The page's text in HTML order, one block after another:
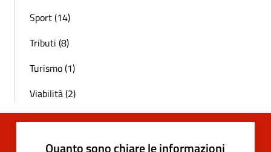
Sport (14)
Tributi (8)
Turismo (1)
Viabilità (2)
Quanto sono chiare le informazioni